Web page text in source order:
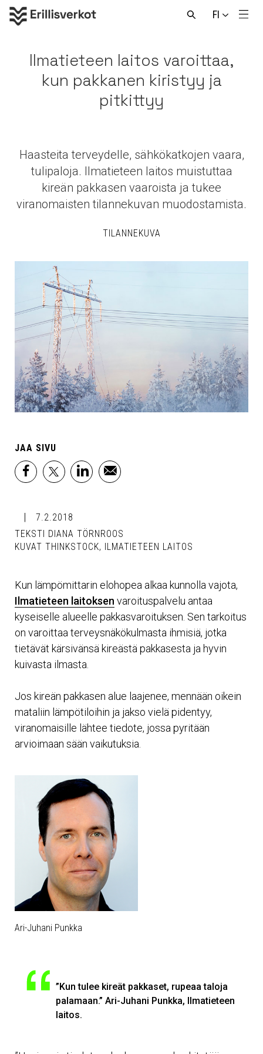
FI
Avaa
Ilmatieteen laitos varoittaa,
kun pakkanen kiristyy ja
pitkittyy
Haasteita terveydelle, sähkökatkojen vaara,
tulipaloja. Ilmatieteen laitos muistuttaa
kireän pakkasen vaaroista ja tukee
viranomaisten tilannekuvan muodostamista.
TILANNEKUVA
JAA SIVU
facebook
x linkedinemail
7.2.2018
TEKSTI DIANA TÖRNROOS
KUVAT THINKSTOCK, ILMATIETEEN LAITOS
Kun lämpömittarin elohopea alkaa kunnolla vajota,
Ilmatieteen laitoksen varoituspalvelu antaa
kyseiselle alueelle pakkasvaroituksen. Sen tarkoitus
on varoittaa terveysnäkökulmasta ihmisiä, jotka
tietävät kärsivänsä kireästä pakkasesta ja hyvin
kuivasta ilmasta.
Jos kireän pakkasen alue laajenee, mennään oikein
mataliin lämpötiloihin ja jakso vielä pidentyy,
viranomaisille lähtee tiedote, jossa pyritään
arvioimaan sään vaikutuksia.
Ari-Juhani Punkka
”Kun tulee kireät pakkaset, rupeaa taloja
palamaan.” Ari-Juhani Punkka, Ilmatieteen
laitos.